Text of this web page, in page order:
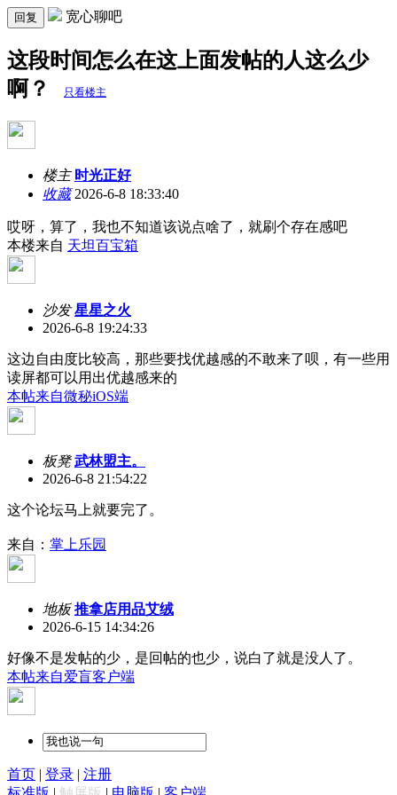
回复 宽心聊吧
这段时间怎么在这上面发帖的人这么少
啊？
只看楼主
楼主 时光正好
收藏2026-6-8 18:33:40
哎呀，算了，我也不知道该说点啥了，就刷个存在感吧
本楼来自 天坦百宝箱
沙发 星星之火
2026-6-8 19:24:33
这边自由度比较高，那些要找优越感的不敢来了呗，有一些用
读屏都可以用出优越感来的
本帖来自微秘iOS端
板凳 武林盟主。
2026-6-8 21:54:22
这个论坛马上就要完了。
来自： 掌上乐园
地板 推拿店用品艾绒
2026-6-15 14:34:26
好像不是发帖的少，是回帖的也少，说白了就是没人了。
本帖来自爱盲客户端
首页 | 登录 | 注册